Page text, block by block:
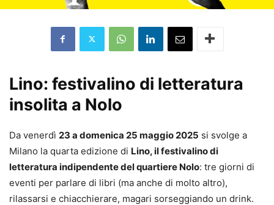
Lino: festivalino di letteratura
insolita a Nolo
Da venerdì 23 a domenica 25 maggio 2025 si svolge a
Milano la quarta edizione di Lino, il festivalino di
letteratura indipendente del quartiere Nolo: tre giorni di
eventi per parlare di libri (ma anche di molto altro),
rilassarsi e chiacchierare, magari sorseggiando un drink.